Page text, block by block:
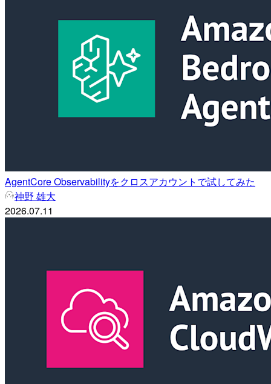
AgentCore Observabilityをクロスアカウントで試してみた
神野 雄大
2026.07.11